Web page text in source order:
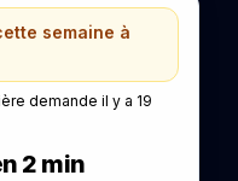
semaine à
demande il y a 19
2 min